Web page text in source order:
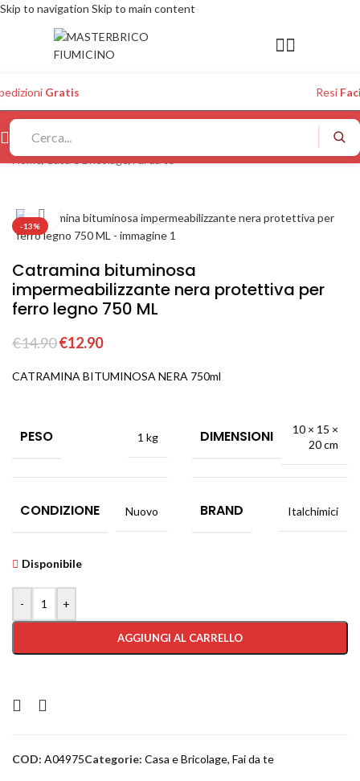
Skip to navigation Skip to main content
Gratis Resi
Home/Casa e Bricolage/Fai da te
-13%
Click to enlarge
Catramina bituminosa
impermeabilizzante nera protettiva per
ferro legno 750 ML
€14.90€12.90
CATRAMINA BITUMINOSA NERA 750ml
PESO 1 kg DIMENSIONI
10 × 15 ×
20 cm
CONDIZIONE Nuovo BRAND Italchimici
Disponibile
- +
AGGIUNGI AL CARRELLO
COD: A04975Categorie: Casa e Bricolage, Fai da te